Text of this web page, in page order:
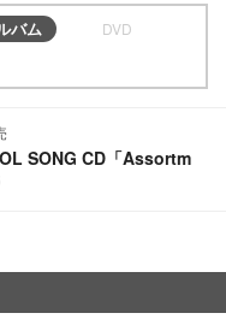
バム DVD
SONG CD「Assortm